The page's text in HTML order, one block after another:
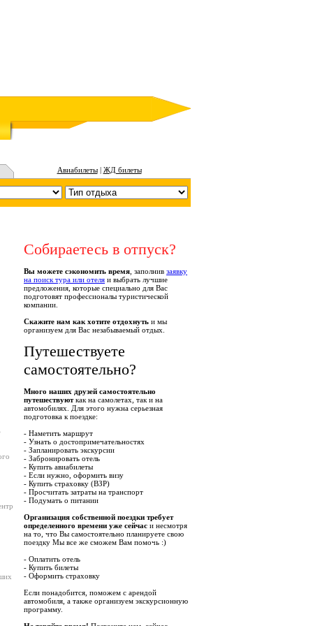
Авиабилеты| ЖД билеты
Собираетесь в отпуск?
Вы можете сэкономить время , заполнив заявку
на поиск тура или отеля и выбрать лучшие
предложения, которые специально для Вас
подготовят профессионалы туристической
компании.
Скажите нам как хотите отдохнуть и мы
организуем для Вас незабываемый отдых.
Путешествуете
самостоятельно?
Много наших друзей самостоятельно
путешествуюткак на самолетах, так и на
автомобилях. Для этого нужна серьезная
подготовка к поездке:
- Наметить маршрут
- Узнать о достопримечательностях
- Запланировать экскурсии
- Забронировать отель
- Купить авиабилеты
- Если нужно, оформить визу
- Купить страховку (ВЗР)
- Просчитать затраты на транспорт
- Подумать о питании
Организация собственной поездки требует
определенного времени уже сейчас и несмотря
на то, что Вы самостоятельно планируете свою
поездку Мы все же сможем Вам помочь :)
- Оплатить отель
- Купить билеты
- Оформить страховку
Если понадобится, поможем с арендой
автомобиля, а также организуем экскурсионную
программу.